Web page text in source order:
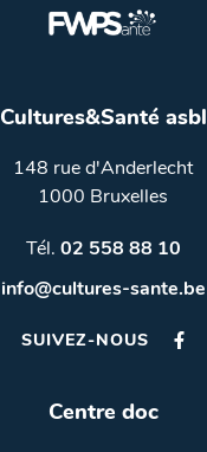
Cultures&Santé asbl
148 rue d'Anderlecht
1000 Bruxelles
Tél. 02 558 88 10
info@cultures-sante.be
SUIVEZ-NOUS
Centre doc